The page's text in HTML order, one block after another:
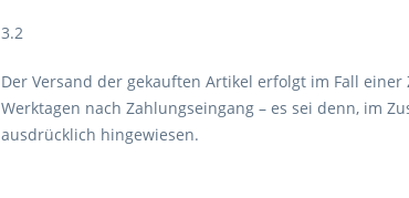
3.2
Der Versand der gekauften Artikel erfolgt im Fall
Werktagen nach Zahlungseingang – es sei denn, im
ausdrücklich hingewiesen.